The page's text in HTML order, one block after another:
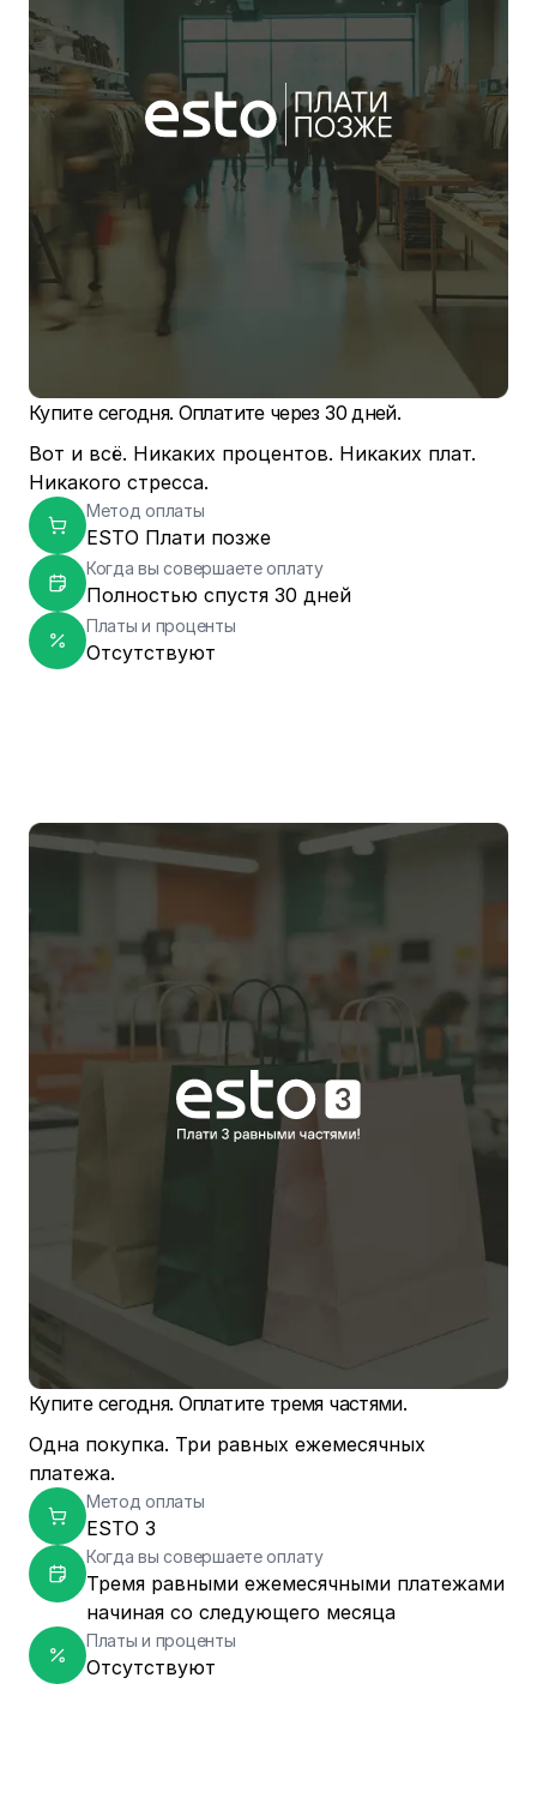
Купите сегодня. Оплатите через 30 дней.
Вот и всё. Никаких процентов. Никаких плат.
Никакого стресса.
Метод оплаты
ESTO Плати позже
Когда вы совершаете оплату
Полностью спустя 30 дней
Платы и проценты
Отсутствуют
Купите сегодня. Оплатите тремя частями.
Одна покупка. Три равных ежемесячных
платежа.
Метод оплаты
ESTO 3
Когда вы совершаете оплату
Тремя равными ежемесячными платежами
начиная со следующего месяца
Платы и проценты
Отсутствуют